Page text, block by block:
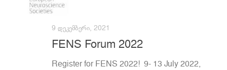
9 ᲓᲔᲙᲔᲛᲑᲔᲠᲘ, 2021
FENS Forum 2022
Register for FENS 2022! 9- 13 July 2022,